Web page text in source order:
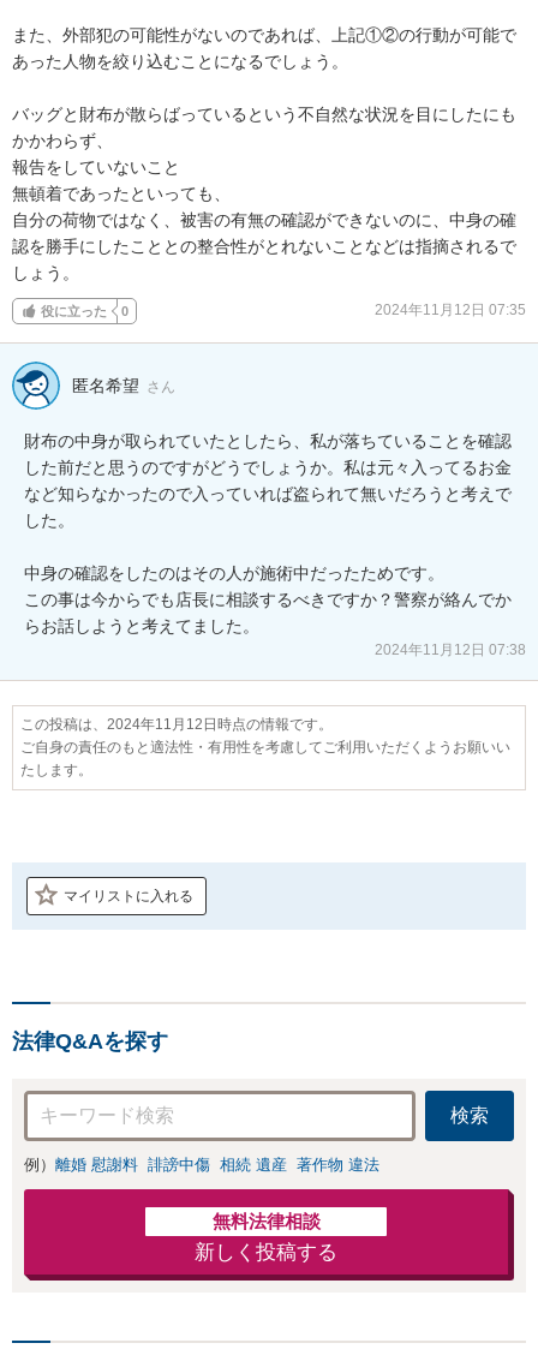
また、外部犯の可能性がないのであれば、上記①②の行動が可能で
あった人物を絞り込むことになるでしょう。
バッグと財布が散らばっているという不自然な状況を目にしたにも
かかわらず、
報告をしていないこと
無頓着であったといっても、
自分の荷物ではなく、被害の有無の確認ができないのに、中身の確
認を勝手にしたこととの整合性がとれないことなどは指摘されるで
しょう。
役に立った 0 2024年11月12日 07:35
匿名希望 さん
財布の中身が取られていたとしたら、私が落ちていることを確認
した前だと思うのですがどうでしょうか。私は元々入ってるお金
など知らなかったので入っていれば盗られて無いだろうと考えで
した。
中身の確認をしたのはその人が施術中だったためです。
この事は今からでも店長に相談するべきですか？警察が絡んでか
らお話しようと考えてました。
2024年11月12日 07:38
この投稿は、2024年11月12日時点の情報です。
ご自身の責任のもと適法性・有用性を考慮してご利用いただくようお願いい
たします。
マイリストに入れる
法律Q&Aを探す
検索
例） 離婚 慰謝料 誹謗中傷 相続 遺産 著作物 違法
無料法律相談
新しく投稿する